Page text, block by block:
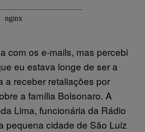
com os e-mails, mas percebi
eu estava longe de ser a
a receber retaliações por
a família Bolsonaro. A
Lima, funcionária da Rádio
pequena cidade de São Luiz